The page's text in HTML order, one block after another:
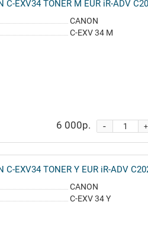
EXV34 TONER M EUR iR-ADV
CANON
C-EXV 34 M
6 000р. +
-
EXV34 TONER Y EUR iR-ADV
CANON
C-EXV 34 Y